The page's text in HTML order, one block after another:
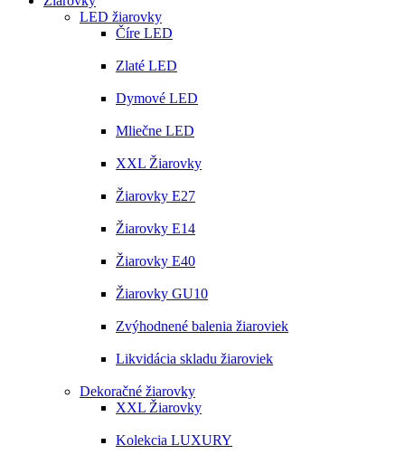
LED žiarovky
Číre LED
Zlaté LED
Dymové LED
Mliečne LED
XXL Žiarovky
Žiarovky E27
Žiarovky E14
Žiarovky E40
Žiarovky GU10
Zvýhodnené balenia žiaroviek
Likvidácia skladu žiaroviek
Dekoračné žiarovky
XXL Žiarovky
Kolekcia LUXURY